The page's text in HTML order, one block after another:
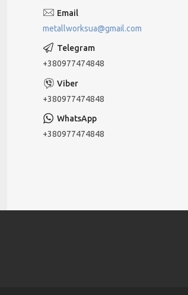
metallworksua@gmail.com
+380977474848
+380977474848
+380977474848